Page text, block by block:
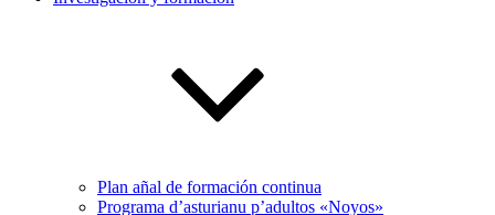
Plan añal de formación continua
Programa d’asturianu p’adultos «Noyos»